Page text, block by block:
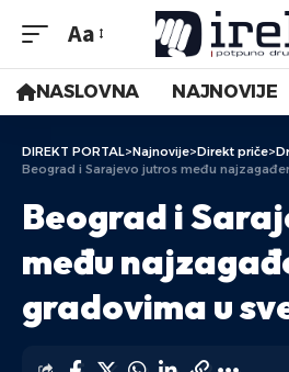
Aa
NASLOVNA NAJNOVIJE
DIREKT PORTAL>Najnovije>Direkt priče>
Beograd i Sarajevo jutros među
Beograd i
među
gradovima u